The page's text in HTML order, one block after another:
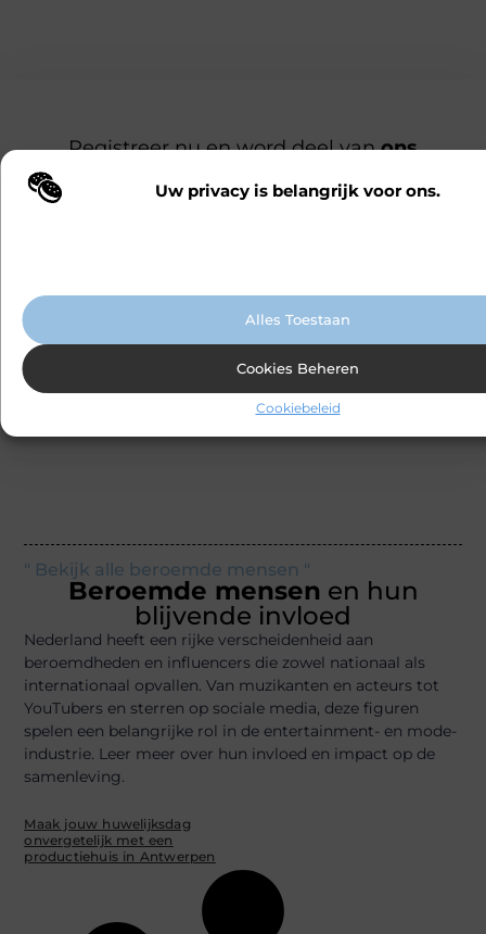
Uw privacy is belangrijk voor ons.
Wij maken gebruik van cookies en vergelijkbare technologieën om te
Alles Toestaan
Cookies Beheren
Cookiebeleid
Registreer nu en word deel vanons
Ben jij een gepassioneerde schrijver of een
levendige community. Registreer vandaag
nog en begin met bloggen.
Praat met ons
" Bekijk alle beroemde mensen "
Beroemde mensen en hun
blijvende invloed
Nederland heeft een rijke verscheidenheid aan
beroemdheden en influencers die zowel nationaal als
internationaal opvallen. Van muzikanten en acteurs tot
YouTubers en sterren op sociale media, deze figuren
spelen een belangrijke rol in de entertainment- en mode-
industrie. Leer meer over hun invloed en impact op de
samenleving.
Maak jouw huwelijksdag
onvergetelijk met een
productiehuis in Antwerpen